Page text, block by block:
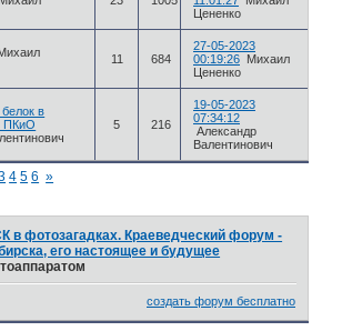
Цененко
11 684
27-05-2023
00:19:26 Михаил
Цененко
в
ПКиО
5 216
19-05-2023
07:34:12
Александр
Валентинович
4 5 6 »
фотозагадках. Краеведческий форум -
его настоящее и будущее
создать форум бесплатно